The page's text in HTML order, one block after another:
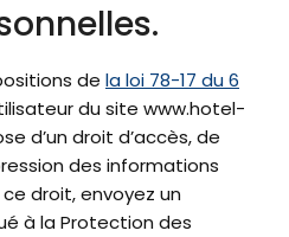
de la loi 78-17 du 6
du site www.hotel-
d’un droit d’accès, de
des informations
droit, envoyez un
à la Protection des